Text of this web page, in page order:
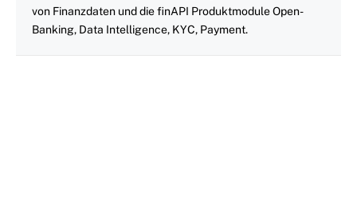
von Finanzdaten und die finAPI Produktmodule Open-
Banking, Data Intelligence, KYC, Payment.